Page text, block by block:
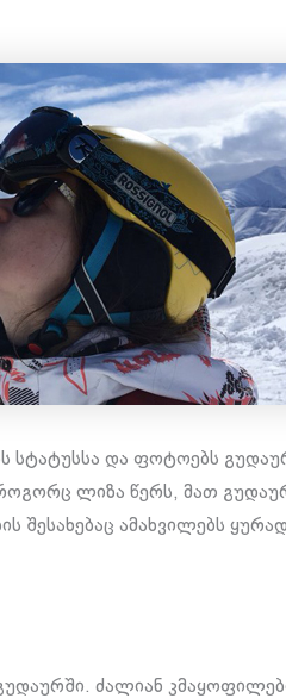
სტატუსსა და ფოტოებს
ლიზა წერს, მათ
შესახებაც ამახვილებს
გუდაურში. ძალიან